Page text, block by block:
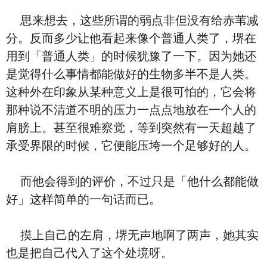
思来想去，这些所谓的弱点非但没有给赤苇减
分。反而多少让他看起来像个普通人类了，堺在
用到「普通人类」的时候犹豫了一下。因为她还
是觉得什么事情都能做好的生物多半不是人类。
这种外在印象从某种意义上是很可怕的，它会将
那种说不清道不明的压力一点点地放在一个人的
肩膀上。甚至很难察觉，等到突然有一天超越了
承受界限的时候，它便能压垮一个足够好的人。
而他会得到的评价，不过只是「他什么都能做
好」这样简单的一句话而已。
摸上自己的左肩，堺无声地啊了两声，她其实
也是把自己代入了这个处境呀。